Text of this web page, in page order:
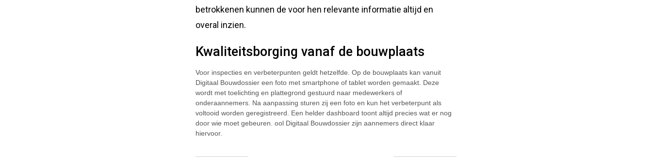
betrokkenen kunnen de voor hen relevante informatie altijd en
overal inzien.
Kwaliteitsborging vanaf de bouwplaats
Voor inspecties en verbeterpunten geldt hetzelfde. Op de bouwplaats kan vanuit
Digitaal Bouwdossier een foto met smartphone of tablet worden gemaakt. Deze
wordt met toelichting en plattegrond gestuurd naar medewerkers of
onderaannemers. Na aanpassing sturen zij een foto en kun het verbeterpunt als
voltooid worden geregistreerd. Een helder dashboard toont altijd precies wat er nog
door wie moet gebeuren. ool Digitaal Bouwdossier zijn aannemers direct klaar
hiervoor.